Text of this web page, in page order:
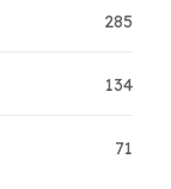
285
134
71